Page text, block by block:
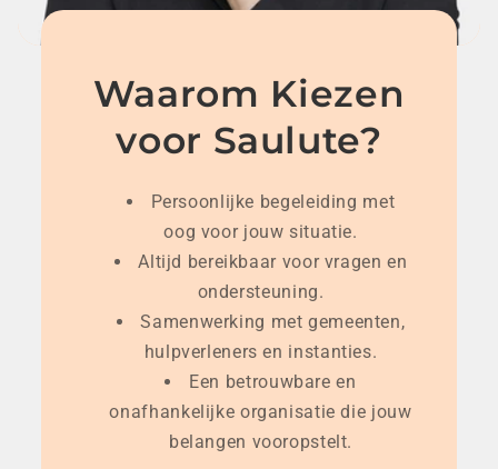
Waarom Kiezen
voor Saulute?
Persoonlijke begeleiding met
oog voor jouw situatie.
Altijd bereikbaar voor vragen en
ondersteuning.
Samenwerking met gemeenten,
hulpverleners en instanties.
Een betrouwbare en
onafhankelijke organisatie die jouw
belangen vooropstelt.